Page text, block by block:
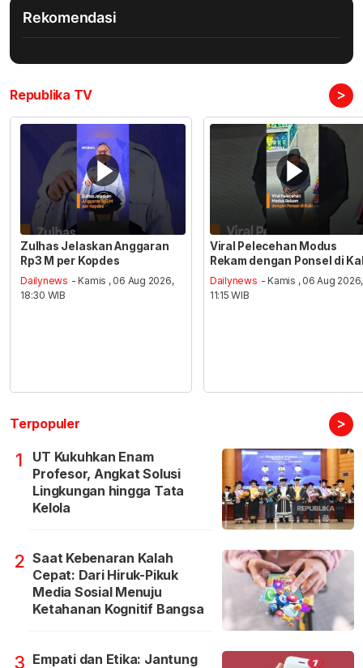
Rekomendasi
Republika TV >
Zulhas Jelaskan Anggaran
Rp3 M per Kopdes
Dailynews - Kamis , 06 Aug 2026,
18:30 WIB
Viral Pelecehan Modus
Rekam dengan Ponsel di
Dailynews - Kamis , 06 Aug 2026,
11:15 WIB
Terpopuler >
1
UT Kukuhkan Enam
Profesor, Angkat Solusi
Lingkungan hingga Tata
Kelola
2 Saat Kebenaran Kalah
Cepat: Dari Hiruk-Pikuk
Media Sosial Menuju
Ketahanan Kognitif Bangsa
3 Empati dan Etika: Jantung